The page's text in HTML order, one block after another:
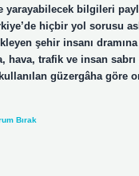
bilgileri
hiçbir yol sorusu
şehir insanı
hava, trafik ve insan
güzergâha göre
Bırak